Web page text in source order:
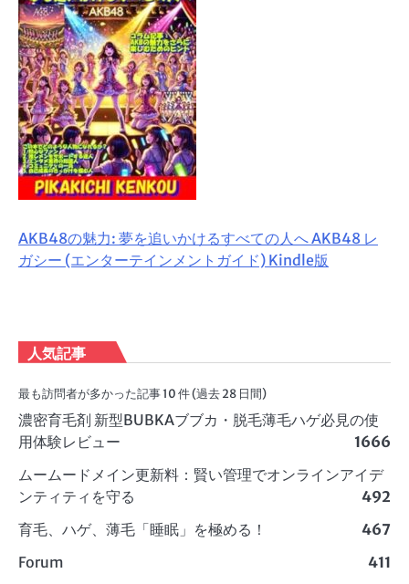
AKB48の魅力: 夢を追いかけるすべての人へ AKB48 レ
ガシー (エンターテインメントガイド) Kindle版
人気記事
最も訪問者が多かった記事 10 件 (過去 28 日間)
濃密育毛剤 新型BUBKAブブカ・脱毛薄毛ハゲ必見の使
用体験レビュー
1666
ムームードメイン更新料：賢い管理でオンラインアイデ
ンティティを守る
492
育毛、ハゲ、薄毛「睡眠」を極める！
467
Forum
411